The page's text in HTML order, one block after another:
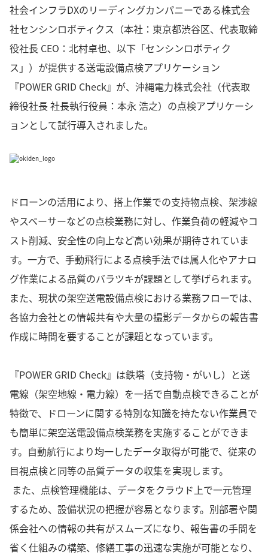
社会インフラDXのリーディングカンパニーである株式会
社センシンロボティクス（本社：東京都渋谷区、代表取締
役社長 CEO：北村卓也、以下「センシンロボティク
ス」）が提供する送電設備点検アプリケーション
『POWER GRID Check』が、沖縄電力株式会社（代表取
締役社長 社長執行役員：本永 浩之）の点検アプリケーシ
ョンとして試行導入されました。
ドローンの活用により、搭上作業での支持物点検、架渉線
やスペーサーなどの点検業務に対し、作業負荷の軽減やコ
スト削減、安全性の向上など高い効果が期待されていま
す。一方で、手動飛行による点検手法では属人化やアナロ
グ作業による品質のバラツキが課題として挙げられます。
また、現状の架空送電設備点検における業務フローでは、
各協力会社との情報共有や大量の撮影データからの報告書
作成に時間を要することが課題となっています。
『POWER GRID Check』は鉄塔（支持物・がいし）と送
電線（架空地線・電力線）を一括で自動点検できることが
特徴で、ドローンに関する特別な知識を持たない作業員で
も簡単に架空送電設備点検業務を実施することができま
す。自動航行により均一したデータ取得が可能で、従来の
目視点検と同等の品質データの収集を実現します。
また、点検管理機能は、データをクラウド上で一元管理
するため、設備状況の把握が容易となります。別部署や関
係会社への情報の共有がスムーズになり、報告書の手間を
省く仕組みの構築、修繕工事の迅速な実施が可能となり、